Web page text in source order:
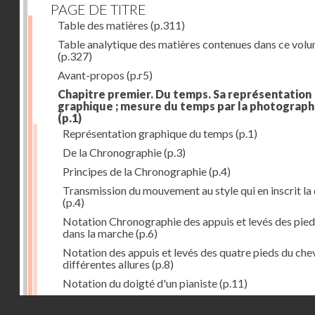
PAGE DE TITRE
Table des matières (p.311)
Table analytique des matières contenues dans ce
(p.327)
Avant-propos (p.r5)
Chapitre premier. Du temps. Sa représentation
graphique ; mesure du temps par la
(p.1)
Représentation graphique du temps (p.1)
De la Chronographie(p.3)
Principes de la Chronographie(p.4)
Transmission du mouvement au style qui en inscrit la
(p.4)
Notation Chronographie des appuis et levés des
dans la marche(p.6)
Notation des appuis et levés des quatre pieds du
différentes allures (p.8)
Notation du doigté d'un pianiste(p.11)